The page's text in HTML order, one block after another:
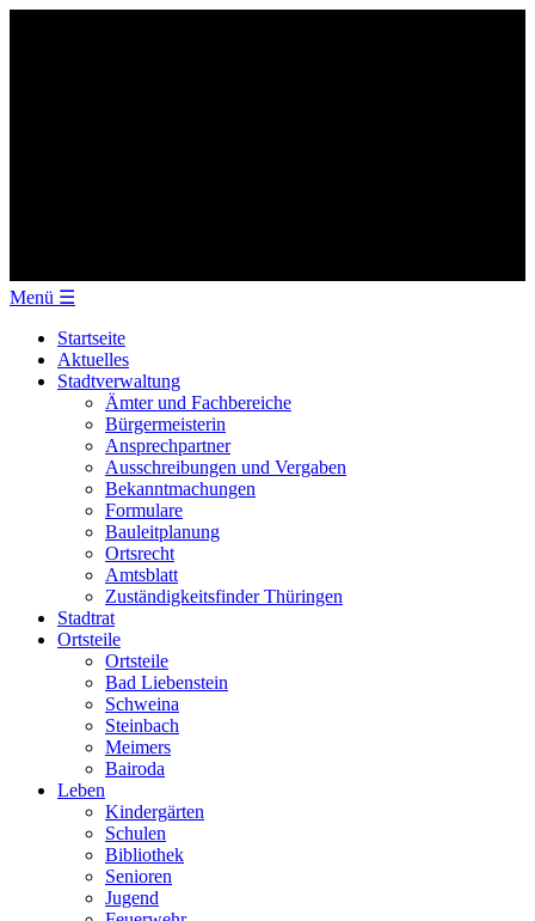
Menü ☰
Startseite
Aktuelles
Stadtverwaltung
Ämter und Fachbereiche
Bürgermeisterin
Ansprechpartner
Ausschreibungen und Vergaben
Bekanntmachungen
Formulare
Bauleitplanung
Ortsrecht
Amtsblatt
Zuständigkeitsfinder Thüringen
Stadtrat
Ortsteile
Ortsteile
Bad Liebenstein
Schweina
Steinbach
Meimers
Bairoda
Leben
Kindergärten
Schulen
Bibliothek
Senioren
Jugend